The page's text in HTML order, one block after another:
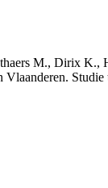
M., Dirix